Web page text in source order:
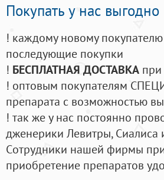
Покупать у нас выгодно
! каждому новому покупателю
последующие покупки
! БЕСПЛАТНАЯ ДОСТАВКА при
! оптовым покупателям
препарата с возможностью
! так же у нас постоянно
дженерики Левитры,
Cотрудники нашей фирмы
приобретение препаратов